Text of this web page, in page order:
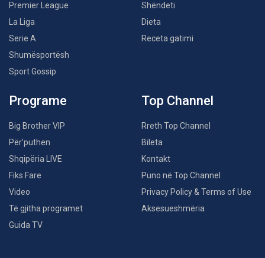
Premier League
La Liga
Serie A
Shumësportësh
Sport Gossip
Shëndeti
Dieta
Receta gatimi
Programe
Big Brother VIP
Për’puthen
Shqipëria LIVE
Fiks Fare
Video
Të gjitha programet
Guida TV
Top Channel
Rreth Top Channel
Bileta
Kontakt
Puno në Top Channel
Privacy Policy & Terms of Use
Aksesueshmëria